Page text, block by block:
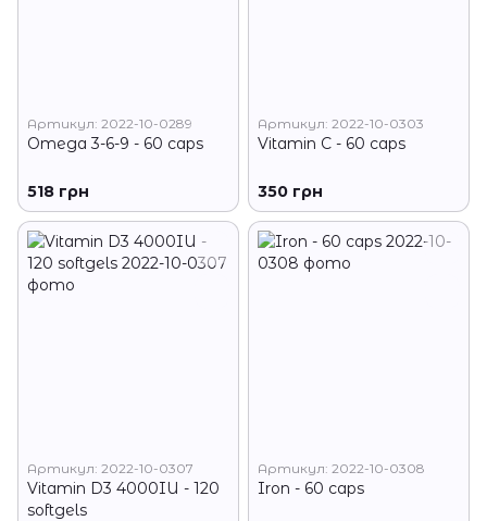
Артикул: 2022-10-0289
Omega 3-6-9 - 60 caps
518 грн
Артикул: 2022-10-0303
Vitamin C - 60 caps
350 грн
Артикул: 2022-10-0307
Vitamin D3 4000IU - 120
softgels
Артикул: 2022-10-0308
Iron - 60 caps